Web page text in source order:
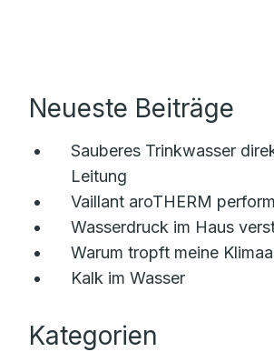
Neueste Beiträge
Sauberes Trinkwasser
Leitung
Vaillant aroTHERM perform
Wasserdruck im Haus
Warum tropft meine
Kalk im Wasser
Kategorien